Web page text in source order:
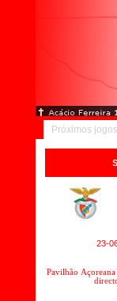
Próximos jogos
23-
Pavilhão Açoreana